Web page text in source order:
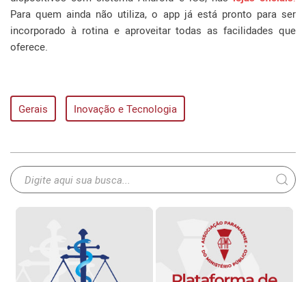
Para quem ainda não utiliza, o app já está pronto para ser
incorporado à rotina e aproveitar todas as facilidades que
oferece.
Gerais Inovação e Tecnologia